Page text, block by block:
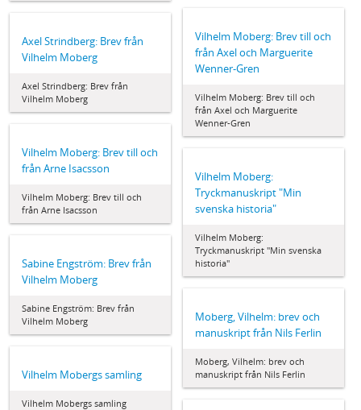
Vilhelm Moberg: Brev till och
från Axel och Marguerite
Wenner-Gren
Vilhelm Moberg: Brev till och
från Axel och Marguerite
Wenner-Gren
Axel Strindberg: Brev från
Vilhelm Moberg
Axel Strindberg: Brev från
Vilhelm Moberg
Vilhelm Moberg: Brev till och
från Arne Isacsson
Vilhelm Moberg: Brev till och
från Arne Isacsson
Vilhelm Moberg:
Tryckmanuskript "Min
svenska historia"
Vilhelm Moberg:
Tryckmanuskript "Min svenska
historia"
Sabine Engström: Brev från
Vilhelm Moberg
Sabine Engström: Brev från
Vilhelm Moberg
Moberg, Vilhelm: brev och
manuskript från Nils Ferlin
Moberg, Vilhelm: brev och
manuskript från Nils Ferlin
Vilhelm Mobergs samling
Vilhelm Mobergs samling